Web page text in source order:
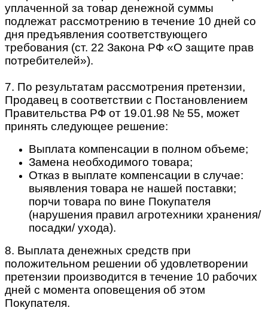
уплаченной за товар денежной суммы
подлежат рассмотрению в течение 10 дней со
дня предъявления соответствующего
требования (ст. 22 Закона РФ «О защите прав
потребителей»).
7. По результатам рассмотрения претензии,
Продавец в соответствии с Постановлением
Правительства РФ от 19.01.98 № 55, может
принять следующее решение:
Выплата компенсации в полном объеме;
Замена необходимого товара;
Отказ в выплате компенсации в случае:
выявления товара не нашей поставки;
порчи товара по вине Покупателя
(нарушения правил агротехники хранения/
посадки/ ухода).
8. Выплата денежных средств при
положительном решении об удовлетворении
претензии производится в течение 10 рабочих
дней с момента оповещения об этом
Покупателя.